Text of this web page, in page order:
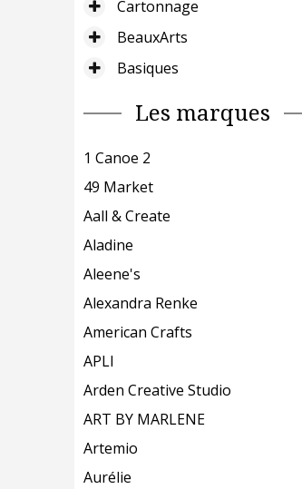
Cartonnage
BeauxArts
Basiques
Les marques
1 Canoe 2
49 Market
Aall & Create
Aladine
Aleene's
Alexandra Renke
American Crafts
APLI
Arden Creative Studio
ART BY MARLENE
Artemio
Aurélie